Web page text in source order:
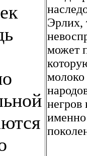
Эрлих,
может
негров
именно